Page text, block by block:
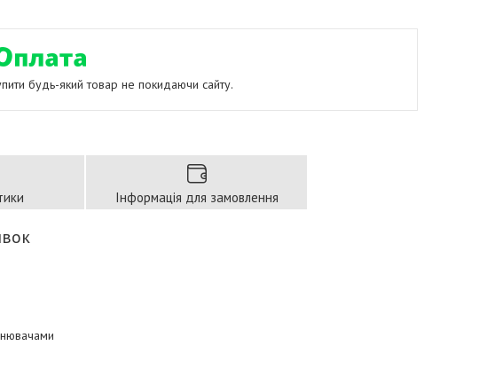
будь-який товар не покидаючи сайту.
Інформація для замовлення